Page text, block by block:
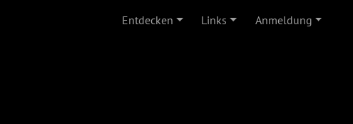
Entdecken Links Anmeldung